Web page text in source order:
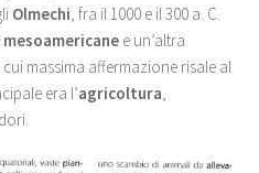
Olmechi, fra il 1000 e il 300 a. C.
mesoamericane e un’altra
cui massima affermazione risale al
era l’agricoltura,